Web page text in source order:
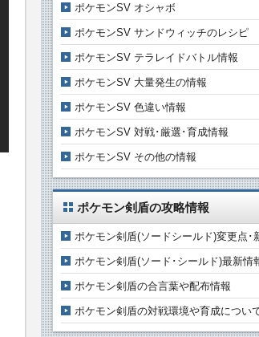
ポケモンSV オシャボ
ポケモンSV サンドウィッチのレシピ
ポケモンSV テラレイドバトル情報
ポケモンSV 大量発生の情報
ポケモンSV 色違い情報
ポケモンSV 対戦･厳選･育成情報
ポケモンSV その他の情報
ポケモン剣盾の攻略情報
ポケモン剣盾(ソードシールド)変更点･
ポケモン剣盾(ソード･シールド)最新情
ポケモン剣盾の合言葉や配布情報
ポケモン剣盾の対戦環境や育成につい